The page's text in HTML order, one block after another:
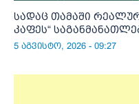
სადაც თამაში
კაფეს“
5 აგვისტო, 2026 - 09:27